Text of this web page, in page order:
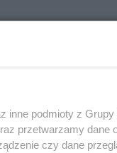
inne podmioty z
przetwarzamy dane
czy dane